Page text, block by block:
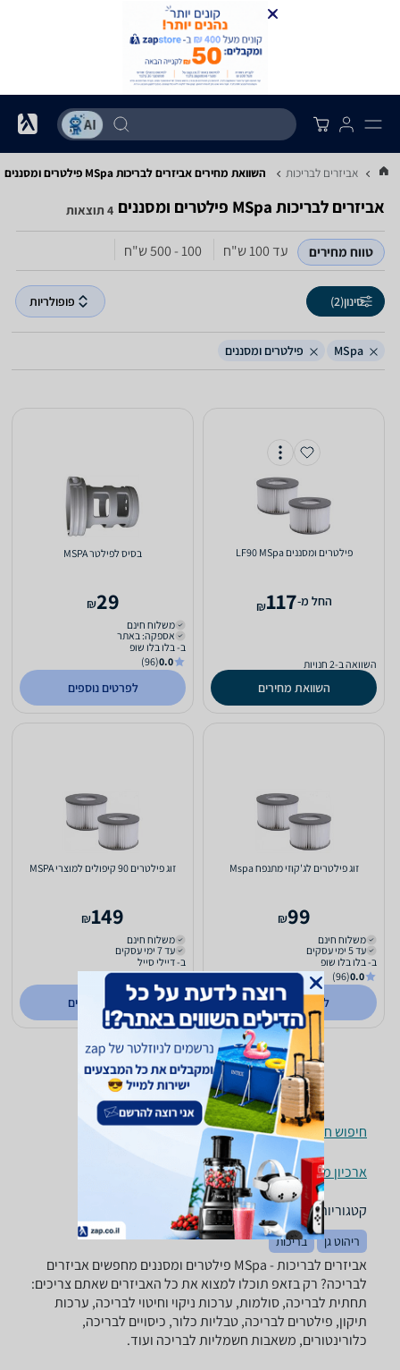
... אביזרים לבריכות השוואת מחירים אביזרים לבריכות ‏MSpa ‏פילטרים ומסננים
אביזרים לבריכות ‏MSpa ‏פילטרים ומסננים 4 תוצאות
טווח מחירים עד 100‏ ש"ח 100 - 500‏ ש"ח
סינון(2) פופולריות
MSpa פילטרים ומסננים
‏פילטרים ומסננים LF90 MSpa
‫החל מ-117
₪
השוואה ב-2 חנויות
השוואת מחירים
בסיס לפילטר MSPA
29
₪
משלוח חינם
אספקה: באתר
ב- בלו בלו שופ
0.0
(96)
לפרטים נוספים
זוג פילטרים לג'קוזי מתנפח Mspa
99
₪
משלוח חינם
עד 5 ימי עסקים
ב- בלו בלו שופ
0.0
(96)
לפרטים נוספים
זוג פילטרים 90 קיפולים למוצרי MSPA
149
₪
משלוח חינם
עד 7 ימי עסקים
ב- דיילי סייל
4.3
(2829)
לפרטים נוספים
חיפוש חנויות אביזרים לבריכות לפי עיר
ארכיון מוצרים
קטגוריות משלימות
ריהוט גן בריכות
אביזרים לבריכות - ‏MSpa ‏פילטרים ומסננים מחפשים אביזרים
לבריכה? רק בזאפ תוכלו למצוא את כל האביזרים שאתם צריכים:
תחתית לבריכה, סולמות, ערכות ניקוי וחיטוי לבריכה, ערכות
תיקון, פילטרים לבריכה, טבליות כלור, כיסויים לבריכה,
כלורינטורים, משאבות חשמליות לבריכה ועוד.